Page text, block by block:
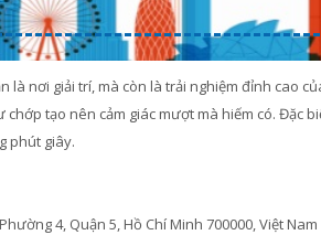
là nơi giải trí, mà còn là trải nghiệm đỉnh cao
tạo nên cảm giác mượt mà hiếm có. Đặc
phút giây.
4, Quận 5, Hồ Chí Minh 700000, Việt Nam